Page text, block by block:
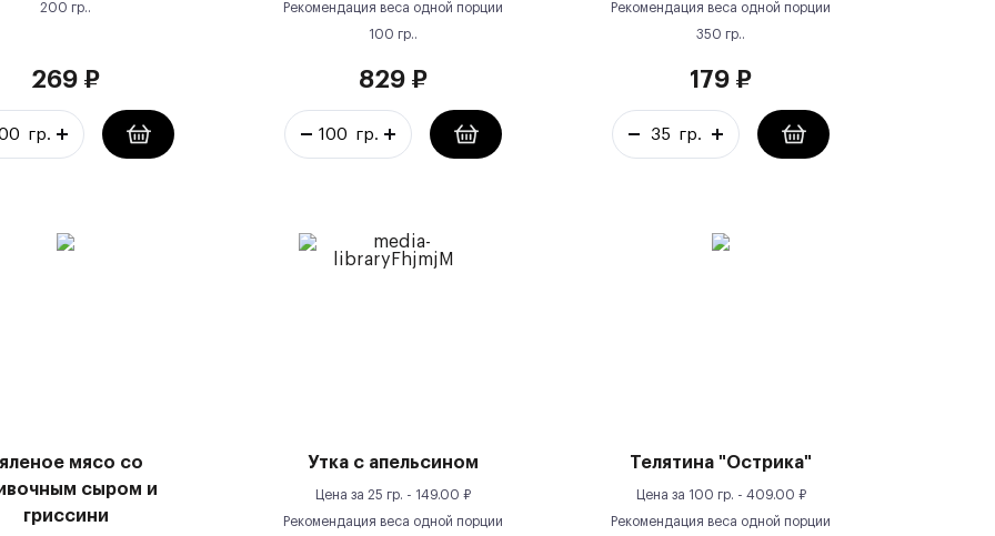
200 гр..
269 ₽
Рекомендация веса одной порции
100 гр..
829 ₽
Рекомендация веса одной порции
350 гр..
179 ₽
мясо со
сыром и
гриссини
Утка с апельсином
Цена за 25 гр. - 149.00 ₽
Рекомендация веса одной порции
Телятина "Острика"
Цена за 100 гр. - 409.00 ₽
Рекомендация веса одной порции